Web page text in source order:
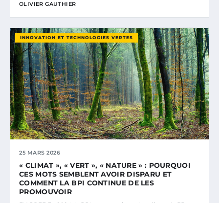
OLIVIER GAUTHIER
INNOVATION ET TECHNOLOGIES VERTES
25 MARS 2026
« CLIMAT », « VERT », « NATURE » : POURQUOI
CES MOTS SEMBLENT AVOIR DISPARU ET
COMMENT LA BPI CONTINUE DE LES
PROMOUVOIR